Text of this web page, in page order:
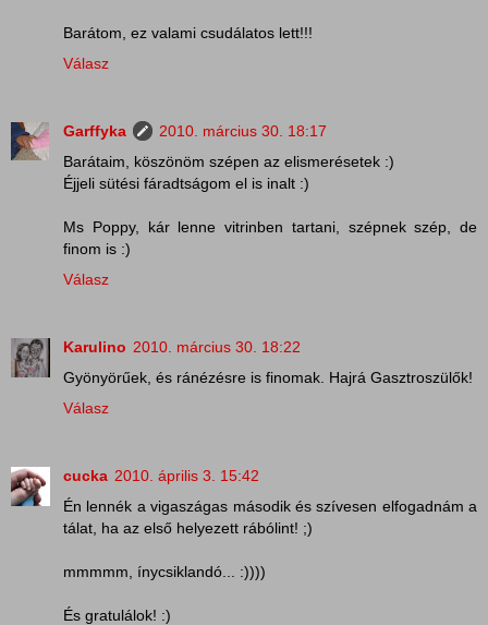
Barátom, ez valami csudálatos lett!!!
Válasz
Garffyka
2010. március 30. 18:17
Barátaim, köszönöm szépen az elismerésetek :)
Éjjeli sütési fáradtságom el is inalt :)
Ms Poppy, kár lenne vitrinben tartani, szépnek szép, de
finom is :)
Válasz
Karulino 2010. március 30. 18:22
Gyönyörűek, és ránézésre is finomak. Hajrá Gasztroszülők!
Válasz
cucka 2010. április 3. 15:42
Én lennék a vigaszágas második és szívesen elfogadnám a
tálat, ha az első helyezett rábólint! ;)
mmmmm, ínycsiklandó... :))))
És gratulálok! :)